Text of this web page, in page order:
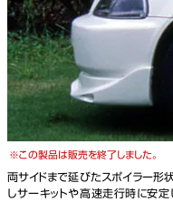
この製品は販売を終了しました。
両サイドまで延びたスポイラー形
しサーキットや高速走行時に安定